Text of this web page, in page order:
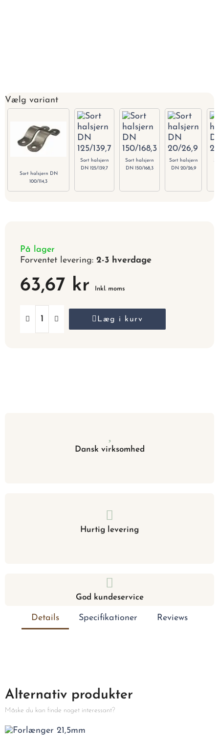
Vælg variant
Sort halsjern DN
100/114,3
Sort halsjern
DN 125/139,7
Sort halsjern
DN 150/168,3
Sort halsjern
DN 20/26,9
På lager
Forventet levering: 2-3 hverdage
63,67 kr Inkl. moms
Læg i kurv
Dansk virksomhed
Hurtig levering
God kundeservice
Details Specifikationer Reviews
Alternativ produkter
Måske du kan finde noget interessant?